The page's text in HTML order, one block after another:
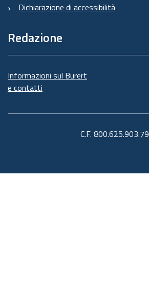
Dichiarazione di accessibilità
Redazione
Informazioni sul Burert
e contatti
C.F. 800.625.903.79